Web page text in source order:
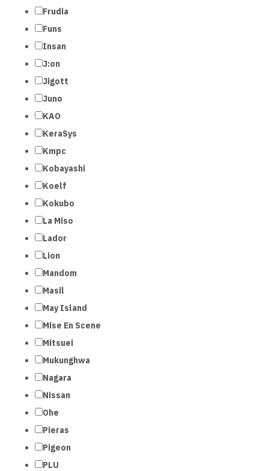
Frudia
Funs
Insan
J:on
Jigott
Juno
KAO
KeraSys
Kmpc
Kobayashi
Koelf
Kokubo
La Miso
Lador
Lion
Mandom
Masil
May Island
Mise En Scene
Mitsuei
Mukunghwa
Nagara
Nissan
Ohe
Pieras
Pigeon
PLU